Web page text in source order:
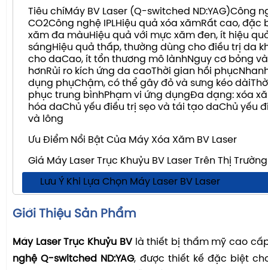
Tiêu chíMáy BV Laser (Q-switched ND:YAG)Công
CO2Công nghệ IPLHiệu quả xóa xămRất cao, đặc
xăm đa màuHiệu quả với mực xăm đen, ít hiệu
sángHiệu quả thấp, thường dùng cho điều trị da
cho daCao, ít tổn thương mô lànhNguy cơ bỏng
hơnRủi ro kích ứng da caoThời gian hồi
dụng phụChậm, có thể gây đỏ và sưng kéo
phục trung bìnhPhạm vi ứng dụngĐa dạng: xóa
hóa daChủ yếu điều trị sẹo và tái tạo daChủ yếu
và lông
Ưu Điểm Nổi Bật Của Máy Xóa Xăm BV Laser
Giá Máy Laser Trục Khuỷu BV Laser Trên Thị Trường
Lưu Ý Khi Lựa Chọn Máy Laser BV Laser
Giới Thiệu Sản Phẩm
Máy Laser Trục Khuỷu BVlà thiết bị thẩm mỹ cao
nghệ Q-switched ND:YAG, được thiết kế đặc biệt